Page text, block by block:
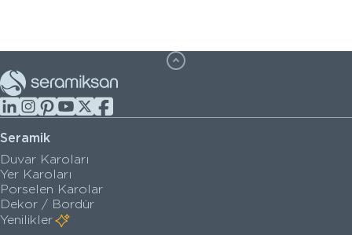
Seramik
Duvar Karoları
Yer Karoları
Porselen Karolar
Dekor / Bordür
Yenilikler